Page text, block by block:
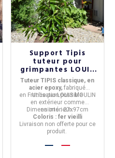
Support Tipis
tuteur pour
grimpantes LOUIS
MOULIN 27x97cm
fer vieilli
Tuteur TIPIS classique, en
acier epoxy, fabriqué
en FranceparLOUIS MOULIN
Utilisation possible
en extérieurcomme
enintérieur.
Dimensions :27x97cm
Coloris : fer vieilli
Livraison non offerte pour ce
produit.